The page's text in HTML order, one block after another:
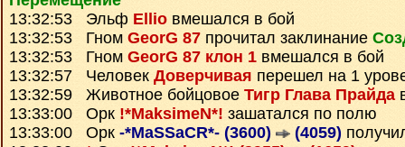
13:32:53 Эльф Ellio вмешался в бой
13:32:53 Гном GeorG 87 прочитал заклинание
13:32:53 Гном GeorG 87 клон 1 вмешался в бой
13:32:57 Человек Доверчивая перешел на 1
13:32:59 Животное бойцовое Тигр Глава Прайда
13:33:00 Орк !*MaksimeN*! зашатался по полю
13:33:00 Орк -*MaSSaCR*- (3600) (4059)